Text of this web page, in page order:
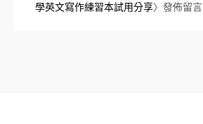
學英文寫作練習本試用分享〉發佈留言